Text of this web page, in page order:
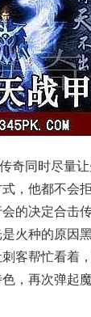
奇同时尽量
，他都不会拒
的决定合击
火种的原因
客帮忙看着
，再次弹起